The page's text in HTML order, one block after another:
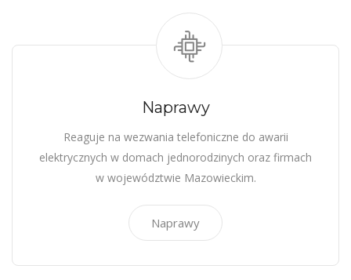
Naprawy
Reaguje na wezwania telefoniczne do awarii
elektrycznych w domach jednorodzinych oraz firmach
w województwie Mazowieckim.
Naprawy